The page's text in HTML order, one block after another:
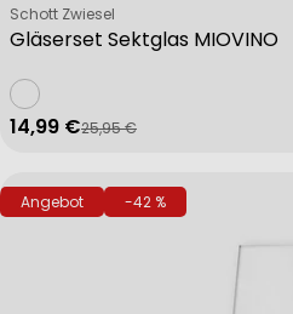
Gläserset Sektglas MIOVINO
Verkäufer:
Schott Zwiesel
Verkaufspreis
14,99 €
Regulärer Preis
25,95 €
Angebot -42 %